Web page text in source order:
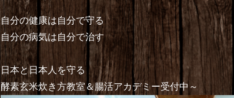
自分の健康は自分で守る
自分の病気は自分で治す
日本と日本人を守る
酵素玄米炊き方教室＆腸活アカデミー受付中～